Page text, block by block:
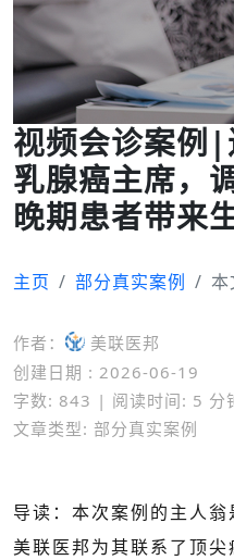
视频会诊案例|
乳腺癌主席，
晚期患者带来
主页 部分真实案例
作者：
美联医邦
创建日期 : 2026-06-19
字数: 843 | 阅读时间: 5 分
文章类型: 部分真实案例
导读：本次案例的主人翁
美联医邦为其联系了顶尖